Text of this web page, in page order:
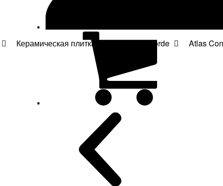
Керамическая плитка Atlas Concorde Atlas